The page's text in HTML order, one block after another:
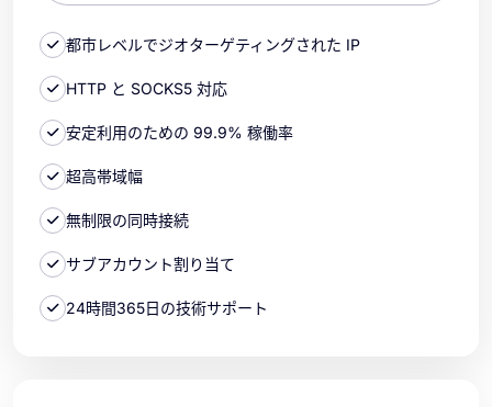
都市レベルでジオターゲティングされた IP
HTTP と SOCKS5 対応
安定利用のための 99.9% 稼働率
超高帯域幅
無制限の同時接続
サブアカウント割り当て
24時間365日の技術サポート